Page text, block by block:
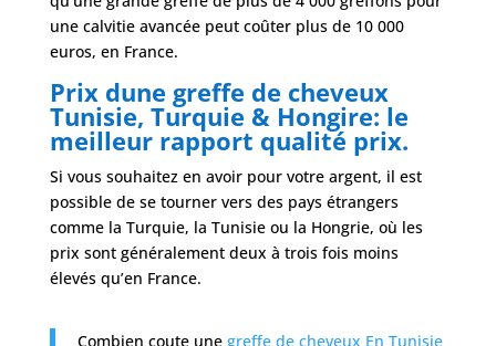
une calvitie avancée peut coûter plus de 10 000
euros, en France.
Prix dune greffe de cheveux
Tunisie, Turquie & Hongire: le
meilleur rapport qualité prix.
Si vous souhaitez en avoir pour votre argent, il est
possible de se tourner vers des pays étrangers
comme la Turquie, la Tunisie ou la Hongrie, où les
prix sont généralement deux à trois fois moins
élevés qu’en France.
Combien coute une greffe de cheveux En Tunisie